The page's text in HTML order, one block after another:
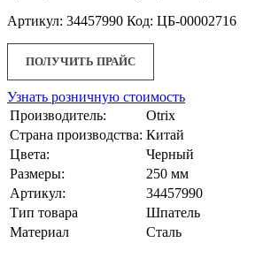
Артикул: 34457990 Код: ЦБ-00002716
ПОЛУЧИТЬ ПРАЙС
Узнать розничную стоимость
Производитель:
Otrix
Страна производства: Китай
Цвета:
Черный
Размеры:
250 мм
Артикул:
34457990
Тип товара
Шпатель
Материал
Сталь